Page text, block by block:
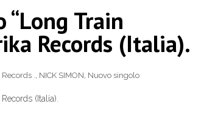
“Long Train
Records (Italia).
., NICK SIMON, Nuovo singolo
(Italia).